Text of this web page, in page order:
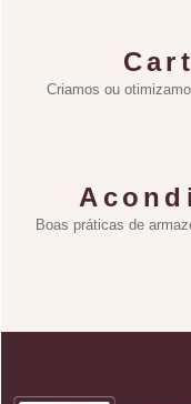
Criamos ou
Boas práticas de